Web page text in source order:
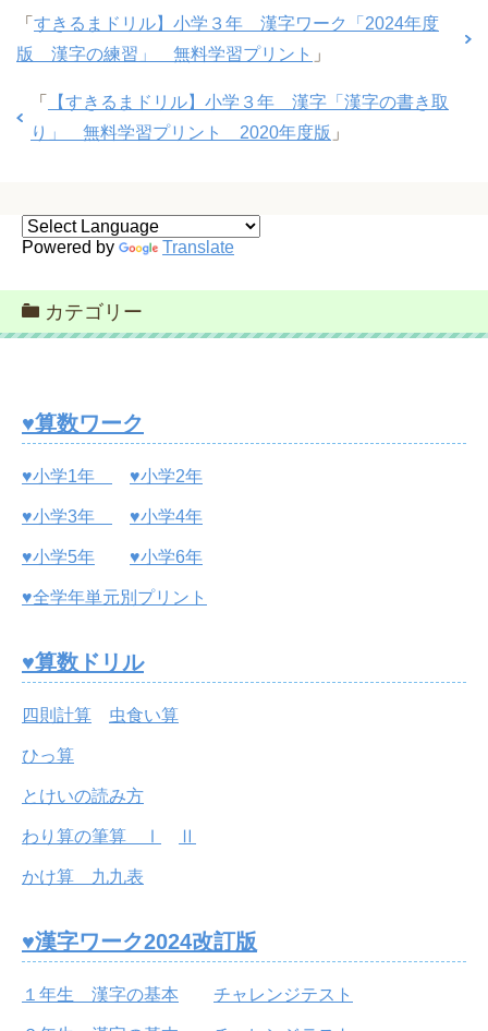
「 すきるまドリル】小学３年 漢字ワーク「2024年度
版 漢字の練習」 無料学習プリント 」
「
【すきるまドリル】小学３年 漢字「漢字の書き取
り」 無料学習プリント 2020年度版 」
Powered by Translate
カテゴリー
♥算数ワーク
♥小学1年 ♥小学2年
♥小学3年 ♥小学4年
♥小学5年 ♥小学6年
♥全学年単元別プリント
♥算数ドリル
四則計算 虫食い算
ひっ算
とけいの読み方
わり算の筆算 Ⅰ Ⅱ
かけ算 九九表
♥漢字ワーク2024改訂版
１年生 漢字の基本 チャレンジテスト